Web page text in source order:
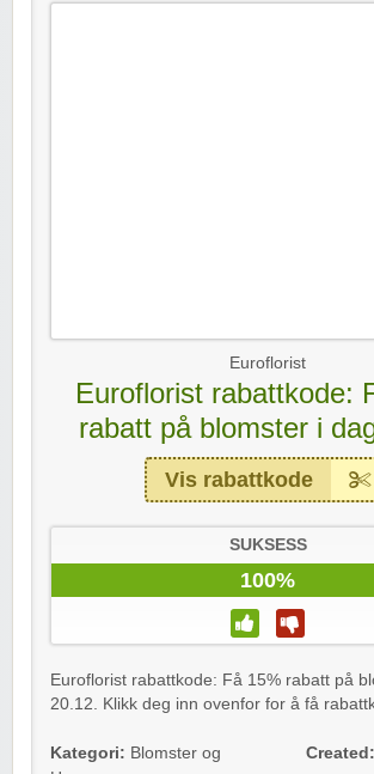
Euroflorist
Euroflorist rabattkode:
rabatt på blomster i
Vis rabattkode
SUKSESS
100%
Euroflorist rabattkode: Få 15% rabatt på
20.12. Klikk deg inn ovenfor for å få
Kategori: Blomster og
Created: